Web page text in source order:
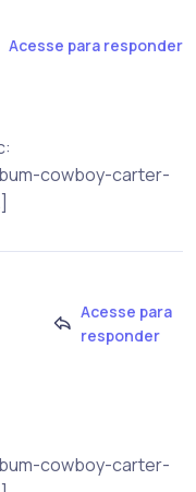
Acesse para responder
cowboy-carter-
Acesse para
responder
cowboy-carter-